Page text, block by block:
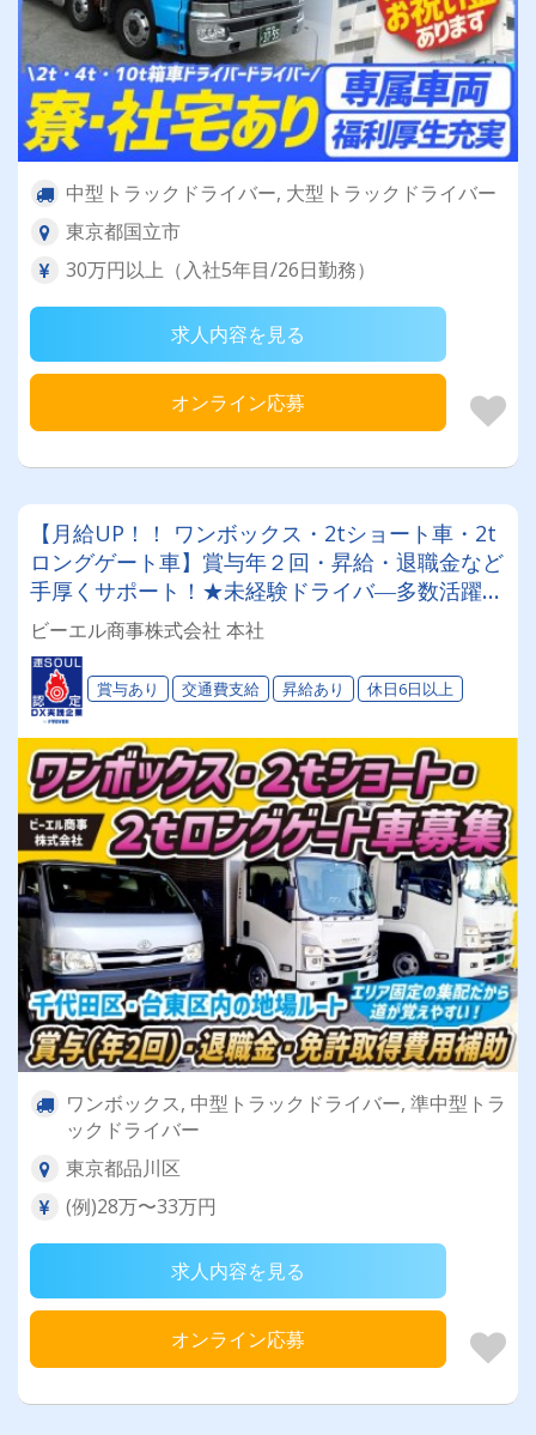
中型トラックドライバー, 大型トラックドライバー
東京都国立市
30万円以上（入社5年目/26日勤務）
求人内容を見る
オンライン応募
【月給UP！！ ワンボックス・2tショート車・2t
ロングゲート車】賞与年２回・昇給・退職金など
手厚くサポート！★未経験ドライバ―多数活躍中
★40代〜60代ドライバー活躍中！！≪性別・経
験に関係なくイキイキと働ける職場です！≫
ビーエル商事株式会社 本社
賞与あり 交通費支給 昇給あり 休日6日以上
ワンボックス, 中型トラックドライバー, 準中型トラ
ックドライバー
東京都品川区
(例)28万〜33万円
求人内容を見る
オンライン応募